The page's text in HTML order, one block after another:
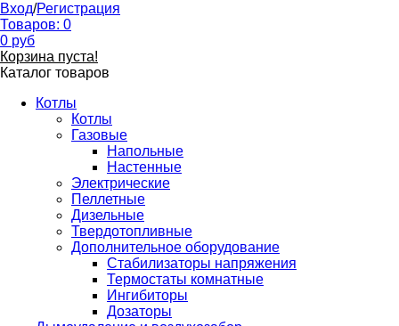
Вход/Регистрация
Товаров: 0
0 руб
Корзина пуста!
Каталог товаров
Котлы
Котлы
Газовые
Напольные
Настенные
Электрические
Пеллетные
Дизельные
Твердотопливные
Дополнительное оборудование
Стабилизаторы напряжения
Термостаты комнатные
Ингибиторы
Дозаторы